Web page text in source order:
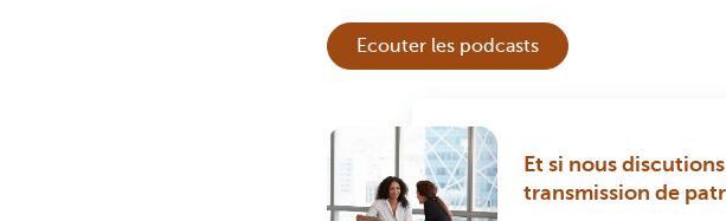
Ecouter les podcasts
Et si nous
transmission de